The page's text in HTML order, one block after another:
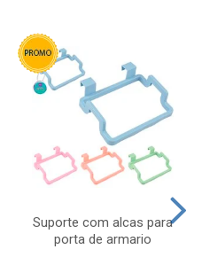
Suporte com alcas para
porta de armario